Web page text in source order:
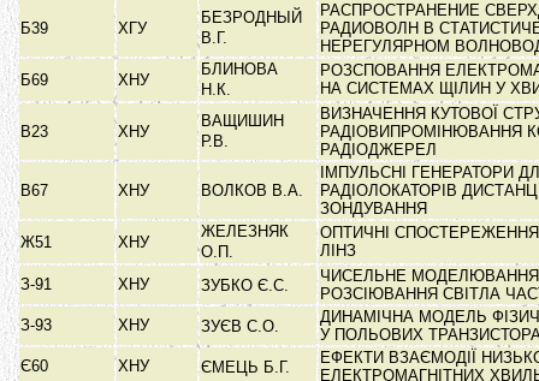
Б39 ХГУ
БЕЗРОДНЫЙ
В.Г.
РАСПРОСТРАНЕНИЕ
РАДИОВОЛН В
НЕРЕГУЛЯРНОМ
Б69
ХНУ
БЛИНОВА
Н.К.
РОЗСПОВАННЯ
НА СИСТЕМАХ ЩІЛИН У
В23 ХНУ
ВАЩИШИН
Р.В.
ВИЗНАЧЕННЯ КУТОВОЇ
РАДІОВИПРОМІНЮВАННЯ
РАДІОДЖЕРЕЛ
В67 ХНУ ВОЛКОВ В.А.
ІМПУЛЬСНІ ГЕНЕРАТОРИ
РАДІОЛОКАТОРІВ
ЗОНДУВАННЯ
Ж51
ХНУ
ЖЕЛЕЗНЯК
О.П.
ОПТИЧНІ СПОСТЕРЕЖЕННЯ
ЛІНЗ
З-91
ХНУ ЗУБКО Є.С.
ЧИСЕЛЬНЕ
РОЗСІЮВАННЯ СВІТЛА
З-93
ХНУ ЗУЄВ С.О.
ДИНАМІЧНА МОДЕЛЬ
У ПОЛЬОВИХ
Є60
ХНУ ЄМЕЦЬ Б.Г.
ЕФЕКТИ ВЗАЄМОДІЇ
ЕЛЕКТРОМАГНІТНИХ